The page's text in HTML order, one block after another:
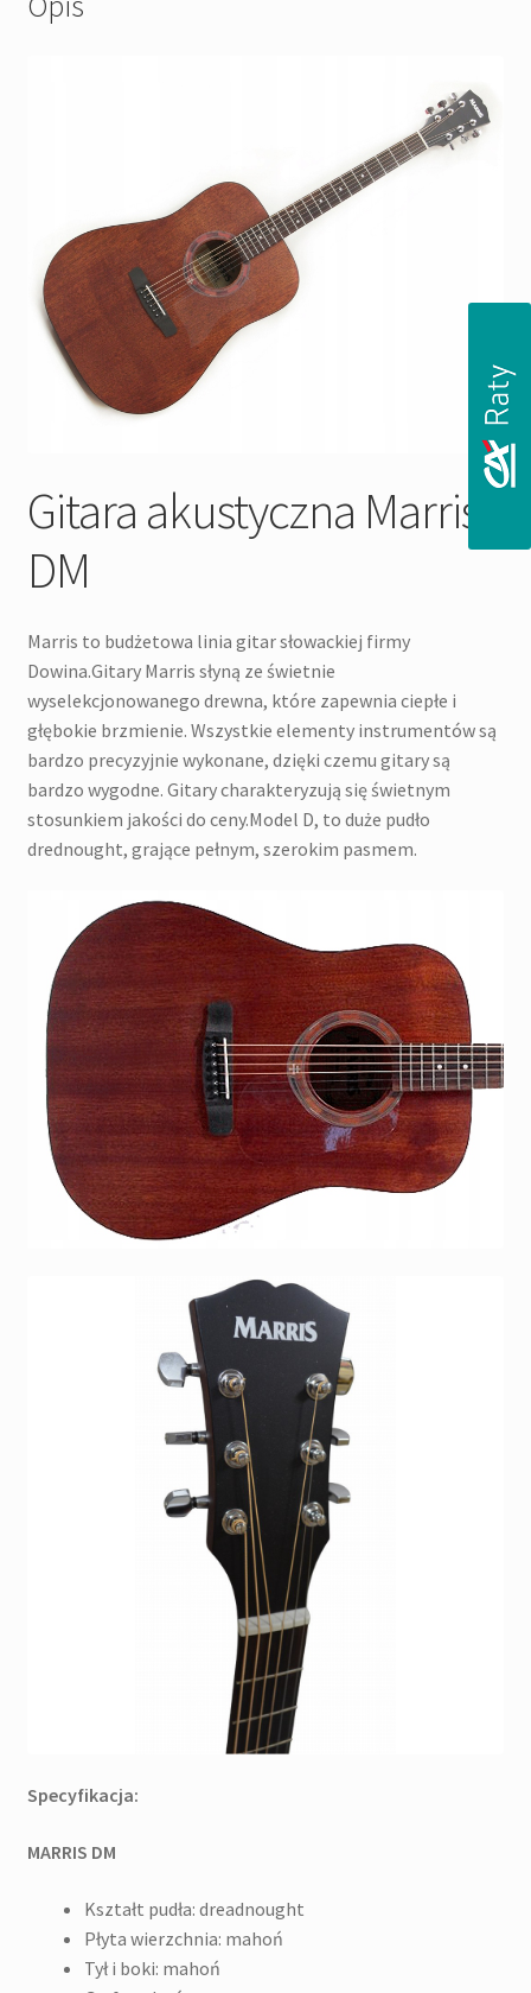
Gitara akustyczna Marris
DM
Marris to budżetowa linia gitar słowackiej firmy
Dowina.Gitary Marris słyną ze świetnie
wyselekcjonowanego drewna, które zapewnia ciepłe i
głębokie brzmienie. Wszystkie elementy instrumentów są
bardzo precyzyjnie wykonane, dzięki czemu gitary są
bardzo wygodne. Gitary charakteryzują się świetnym
stosunkiem jakości do ceny.Model D, to duże pudło
drednought, grające pełnym, szerokim pasmem.
Specyfikacja:
MARRIS DM
Kształt pudła: dreadnought
Płyta wierzchnia: mahoń
Tył i boki: mahoń